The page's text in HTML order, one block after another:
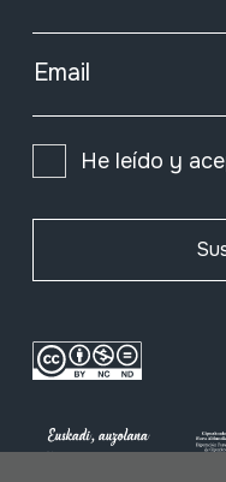
Email
He leído y